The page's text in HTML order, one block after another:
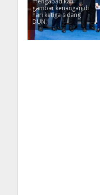
gambar kenangan di
hari ketiga sidang
DUN.